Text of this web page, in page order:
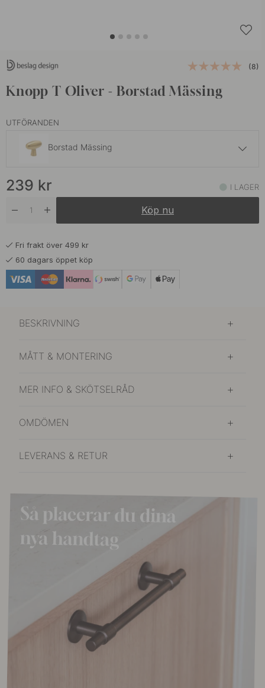
(8)
Knopp T Oliver - Borstad Mässing
UTFÖRANDEN
Borstad Mässing
Brunerad Mässing I lager
I lager
Mattsvart
209 kr
239 kr I LAGER
Köp nu
Fri frakt över 499 kr
60 dagars öppet köp
BESKRIVNING
MÅTT & MONTERING
MER INFO & SKÖTSELRÅD
OMDÖMEN
LEVERANS & RETUR